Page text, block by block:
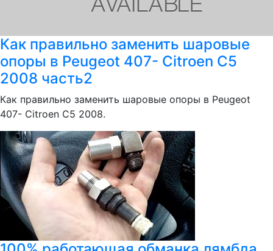
Как правильно заменить шаровые
опоры в Peugeot 407- Citroen C5
2008 часть2
Как правильно заменить шаровые опоры в Peugeot
407- Citroen C5 2008.